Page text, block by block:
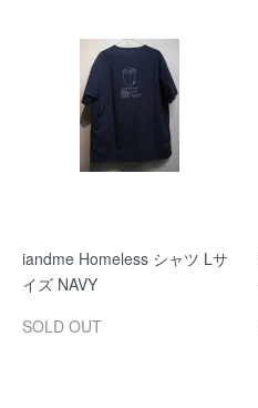
iandme Homeless シャツ Lサ
イズ NAVY
SOLD OUT